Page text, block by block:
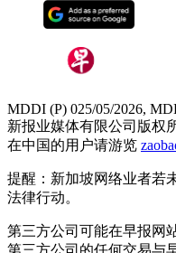
MDDI (P) 025/05/2026,
新报业媒体有限公司版权
在中国的用户请游览
提醒：新加坡网络业者若
法律行动。
第三方公司可能在早报网